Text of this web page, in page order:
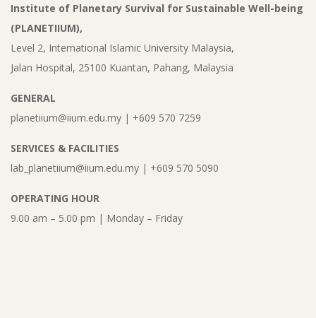
Institute of Planetary Survival for Sustainable Well-being
(PLANETIIUM),
Level 2, International Islamic University Malaysia,
Jalan Hospital, 25100 Kuantan, Pahang, Malaysia
GENERAL
planetiium@iium.edu.my | +609 570 7259
SERVICES & FACILITIES
lab_planetiium@iium.edu.my | +609 570 5090
OPERATING HOUR
9.00 am – 5.00 pm | Monday – Friday